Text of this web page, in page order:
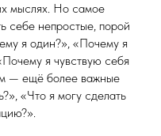
мыслях. Но самое
себе непростые, порой
я один?», «Почему я
я чувствую себя
— ещё более важные
«Что я могу сделать